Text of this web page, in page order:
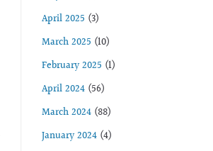
April 2025 (3)
March 2025 (10)
February 2025 (1)
April 2024 (56)
March 2024 (88)
January 2024 (4)